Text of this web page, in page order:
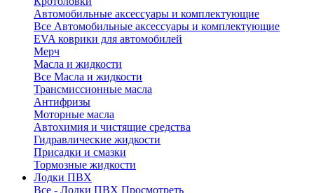
Автомобильные аксессуары и комплектующие
Все Автомобильные аксессуары и комплектующие
EVA коврики для автомобилей
Мерч
Масла и жидкости
Все Масла и жидкости
Трансмиссионные масла
Антифризы
Моторные масла
Автохимия и чистящие средства
Гидравлические жидкости
Присадки и смазки
Тормозные жидкости
Лодки ПВХ
Все - Лодки ПВХ Просмотреть